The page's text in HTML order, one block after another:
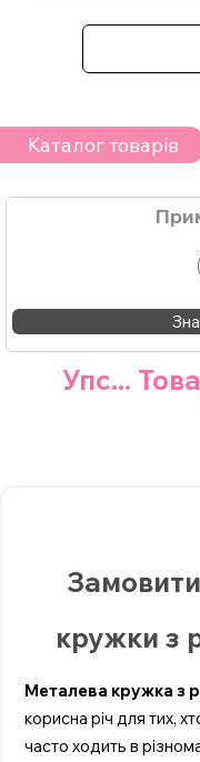
Каталог товарів
Упс...
Замовити
кружки з
Металева кружка з
корисна річ для тих,
часто ходить в